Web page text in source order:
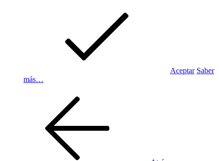
Aceptar Saber
más…